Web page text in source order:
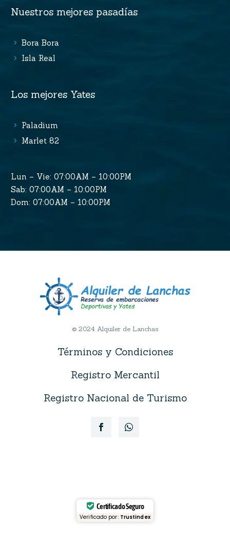
Nuestros mejores pasadías
Bora Bora
Isla Real
Los mejores Yates
Paladium
Marlet 82
Lun – Vie: 07:00AM – 10:00PM
Sab: 07:00AM – 10:00PM
Dom: 07:00AM – 10:00PM
© 2024 Alquiler de Lanchas
Términos y Condiciones
Registro Mercantil
Registro Nacional de Turismo
Certificado Seguro
Verificado por: Trustindex